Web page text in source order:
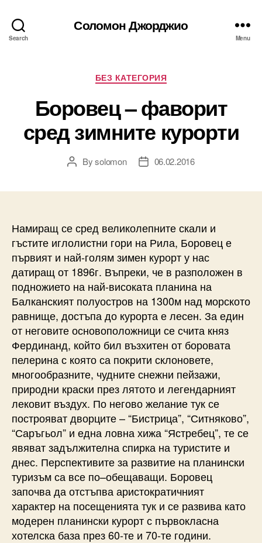
Search
Соломон Джорджио
Menu
Categories
БЕЗ КАТЕГОРИЯ
Боровец – фаворит
сред зимните курорти
PostBysolomon
Post06.02.2016
Намиращ се сред великолепните скали и
гъстите иглолистни гори на Рила, Боровец е
първият и най-голям зимен курорт у нас
датиращ от 1896г. Въпреки, че в разположен в
подножието на най-високата планина на
Балканският полуостров на 1300м над морското
равнище, достъпа до курорта е лесен. За един
от неговите основоположници се счита княз
Фердинанд, който бил възхитен от боровата
пелерина с която са покрити склоновете,
многообразните, чудните снежни пейзажи,
природни краски през лятото и легендарният
лековит въздух. По негово желание тук се
построяват дворците – “Бистрица”, “Ситняково”,
“Саръгьол” и една ловна хижа “Ястребец”, те се
явяват задължителна спирка на туристите и
днес. Перспективите за развитие на планински
туризъм са все по–обещаващи. Боровец
започва да отстъпва аристократичният
характер на посещенията тук и се развива като
модерен планински курорт с първокласна
хотелска база през 60-те и 70-те години.